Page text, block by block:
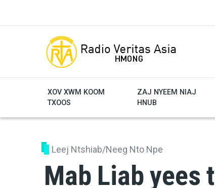
XOV XWM KOOM
TXOOS
ZAJ NYEEM NIAJ
HNUB
Leej Ntshiab/Neeg Nto Npe
Mab Liab yees